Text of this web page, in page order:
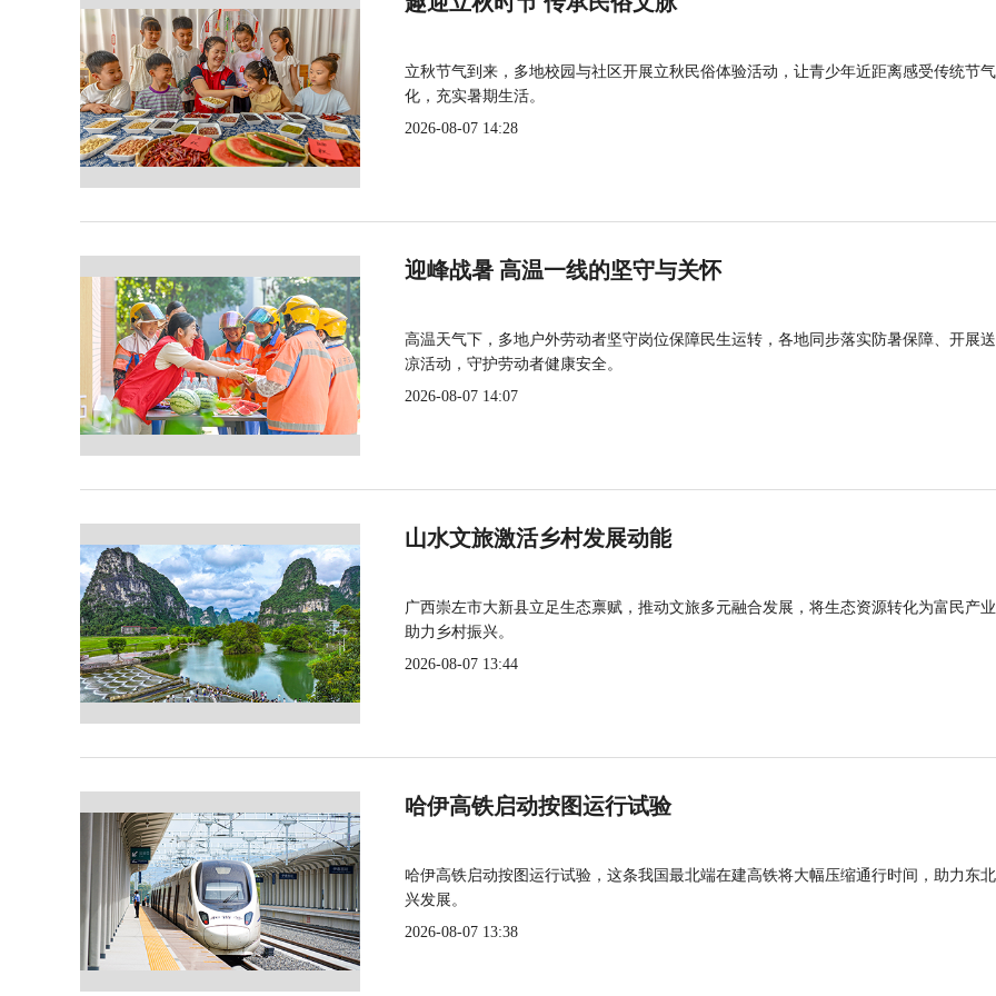
立秋节气到来，多地校园与社区开展立秋民俗体验活动，让青少年近距离感受传统节
化，充实暑期生活。
2026-08-07 14:28
迎峰战暑 高温一线的坚守与关怀
高温天气下，多地户外劳动者坚守岗位保障民生运转，各地同步落实防暑保障、开展
凉活动，守护劳动者健康安全。
2026-08-07 14:07
山水文旅激活乡村发展动能
广西崇左市大新县立足生态禀赋，推动文旅多元融合发展，将生态资源转化为富民产
助力乡村振兴。
2026-08-07 13:44
哈伊高铁启动按图运行试验
哈伊高铁启动按图运行试验，这条我国最北端在建高铁将大幅压缩通行时间，助力东
兴发展。
2026-08-07 13:38